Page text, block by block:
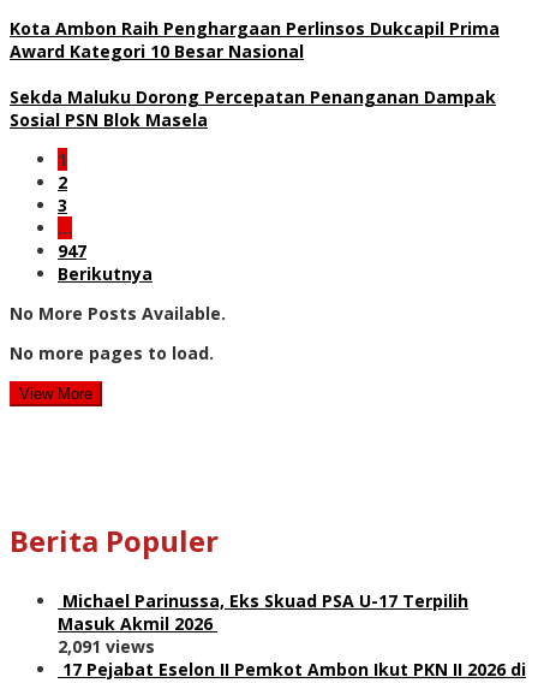
Kota Ambon Raih Penghargaan Perlinsos Dukcapil Prima
Award Kategori 10 Besar Nasional
Sekda Maluku Dorong Percepatan Penanganan Dampak
Sosial PSN Blok Masela
1
2
3
…
947
Berikutnya
No More Posts Available.
No more pages to load.
View More
Berita Populer
Michael Parinussa, Eks Skuad PSA U-17 Terpilih
Masuk Akmil 2026
2,091 views
17 Pejabat Eselon II Pemkot Ambon Ikut PKN II 2026 di